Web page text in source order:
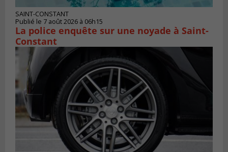
SAINT-CONSTANT
Publié le 7 août 2026 à 06h15
La police enquête sur une noyade à Saint-
Constant